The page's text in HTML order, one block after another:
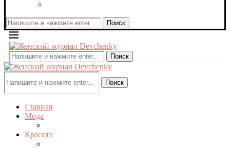
Поиск
Поиск
Поиск
Главная
Мода
Красота